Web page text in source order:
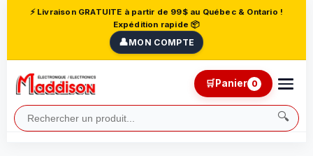
⚡ Livraison GRATUITE à partir de 99$ au Québec & Ontario !
Expédition rapide 📦
👤MON COMPTE
🔍
🛒Panier 0